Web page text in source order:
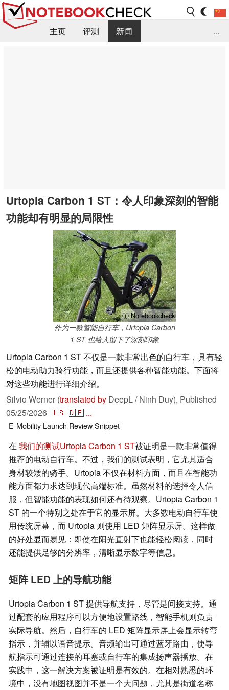
主页 评测
新闻
...
Urtopia Carbon 1 ST：令人印象深刻的智能
功能却有明显的局限性
ⓘ Notebookcheck
作为一款智能自行车，Urtopia Carbon
1 ST 也给人留下了深刻印象
Urtopia Carbon 1 ST 不仅是一款非常出色的自行车，具有轻
松的电动助力骑行功能，而且还提供各种智能功能。下面将
对这些功能进行详细介绍。
Silvio Werner (translated by DeepL / Ninh Duy), Published
05/25/2026🇺🇸🇩🇪 ...
E-Mobility Launch Review Snippet
在 我们的测试Urtopia Carbon 1 ST被证明是一款非常值得
推荐的电动自行车。不过，我们的测试表明，它尤其适合
身材较矮的骑手。Urtopia 不仅在材料方面，而且在智能功
能方面都力求达到现代高端标准。虽然材料的选择令人信
服，但智能功能的表现如何还有待观察。Urtopia Carbon 1
ST 的一个特别之处在于它的显示屏。大多数电动自行车使
用传统屏幕，而 Urtopia 则使用 LED 矩阵显示屏。这样做
的好处显而易见：即使在阳光直射下也能轻松阅读，同时
还能提供足够的分辨率，清晰显示数字等信息。
矩阵 LED 上的导航功能
Urtopia Carbon 1 ST 提供导航支持，尽管是间接支持。通
过配套的应用程序可以方便地设置路线，智能手机则负责
实际导航。然后，自行车的 LED 矩阵显示屏上会显示转弯
指示，并辅以语音提示。音频输出可通过蓝牙路由，使导
航指示可通过连接的耳塞或自行车的集成扬声器播放。在
实践中，这一解决方案被证明是有效的。在相对熟悉的环
境中，没有地图视图并不是一个大问题，尤其是街道名称